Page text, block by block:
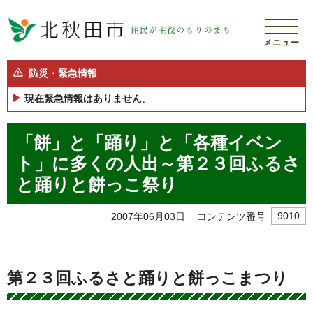
メニュー
防災・緊急情報
現在緊急情報はありません。
「餅」と「踊り」と「各種イベン
ト」に多くの人出～第２３回ふるさ
と踊りと餅っこ祭り
2007年06月03日 コンテンツ番号 9010
第２３回ふるさと踊りと餅っこまつり